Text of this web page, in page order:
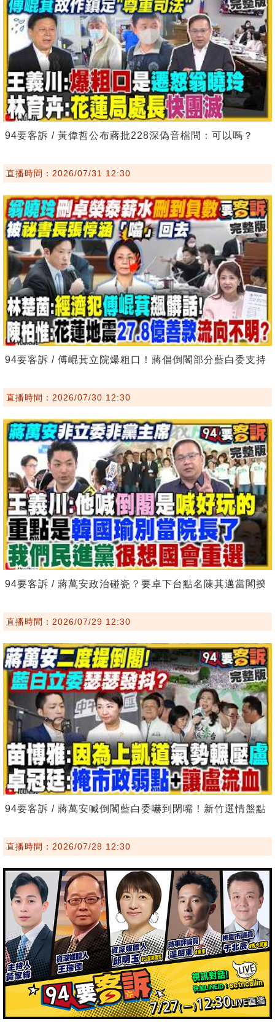
94要客訴 / 黃偉哲公布蔣批228深偽音檔問：可以嗎？
直播時間：2026/07/31 12:30
94要客訴 / 傅崐萁立院爆粗口！蔣倡倒閣部分藍白委支持
直播時間：2026/07/30 12:30
94要客訴 / 蔣萬安政治碰瓷？要卓下台點名陳其邁當閣揆
直播時間：2026/07/29 12:30
94要客訴 / 蔣萬安喊倒閣藍白委嚇到閉嘴！新竹選情盤點
直播時間：2026/07/28 12:30